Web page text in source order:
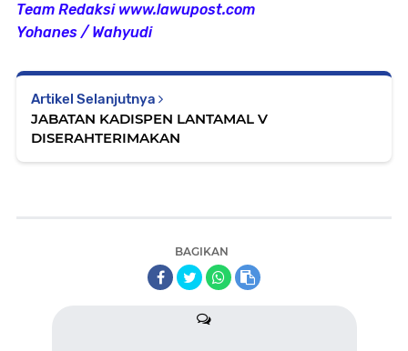
Team Redaksi www.lawupost.com
Yohanes / Wahyudi
Artikel Selanjutnya
JABATAN KADISPEN LANTAMAL V
DISERAHTERIMAKAN
BAGIKAN